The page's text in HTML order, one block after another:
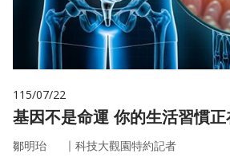
115/07/22
基因不是命運 你的生
鄒明珆 ｜ 科技大觀園特約記者